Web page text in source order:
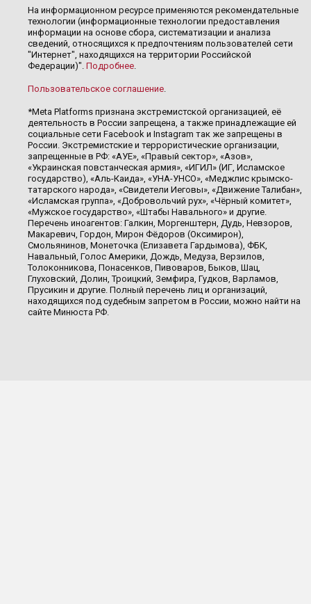
На информационном ресурсе применяются рекомендательные
технологии (информационные технологии предоставления
информации на основе сбора, систематизации и анализа
сведений, относящихся к предпочтениям пользователей сети
"Интернет", находящихся на территории Российской
Федерации)". Подробнее.
Пользовательское соглашение.
*Meta Platforms признана экстремистской организацией, её
деятельность в России запрещена, а также принадлежащие ей
социальные сети Facebook и Instagram так же запрещены в
России. Экстремистские и террористические организации,
запрещенные в РФ: «АУЕ», «Правый сектор», «Азов»,
«Украинская повстанческая армия», «ИГИЛ» (ИГ, Исламское
государство), «Аль-Каида», «УНА-УНСО», «Меджлис крымско-
татарского народа», «Свидетели Иеговы», «Движение Талибан»,
«Исламская группа», «Добровольчий рух», «Чёрный комитет»,
«Мужское государство», «Штабы Навального» и другие.
Перечень иноагентов: Галкин, Моргенштерн, Дудь, Невзоров,
Макаревич, Гордон, Мирон Фёдоров (Оксимирон),
Смольянинов, Монеточка (Елизавета Гардымова), ФБК,
Навальный, Голос Америки, Дождь, Медуза, Верзилов,
Толоконникова, Понасенков, Пивоваров, Быков, Шац,
Глуховский, Долин, Троицкий, Земфира, Гудков, Варламов,
Прусикин и другие. Полный перечень лиц и организаций,
находящихся под судебным запретом в России, можно найти на
сайте Минюста РФ.